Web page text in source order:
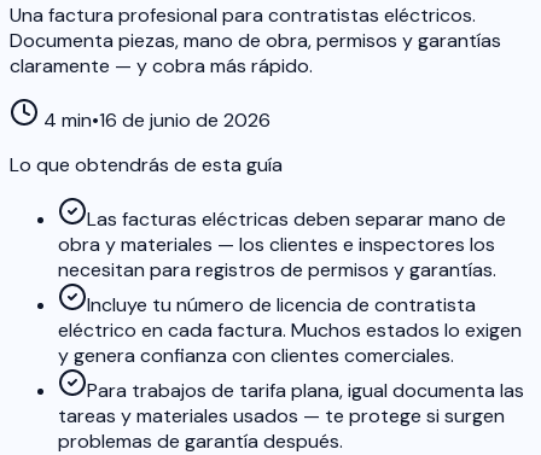
Una factura profesional para contratistas eléctricos.
Documenta piezas, mano de obra, permisos y garantías
claramente — y cobra más rápido.
4 min•16 de junio de 2026
Lo que obtendrás de esta guía
Las facturas eléctricas deben separar mano de
obra y materiales — los clientes e inspectores los
necesitan para registros de permisos y garantías.
Incluye tu número de licencia de contratista
eléctrico en cada factura. Muchos estados lo exigen
y genera confianza con clientes comerciales.
Para trabajos de tarifa plana, igual documenta las
tareas y materiales usados — te protege si surgen
problemas de garantía después.